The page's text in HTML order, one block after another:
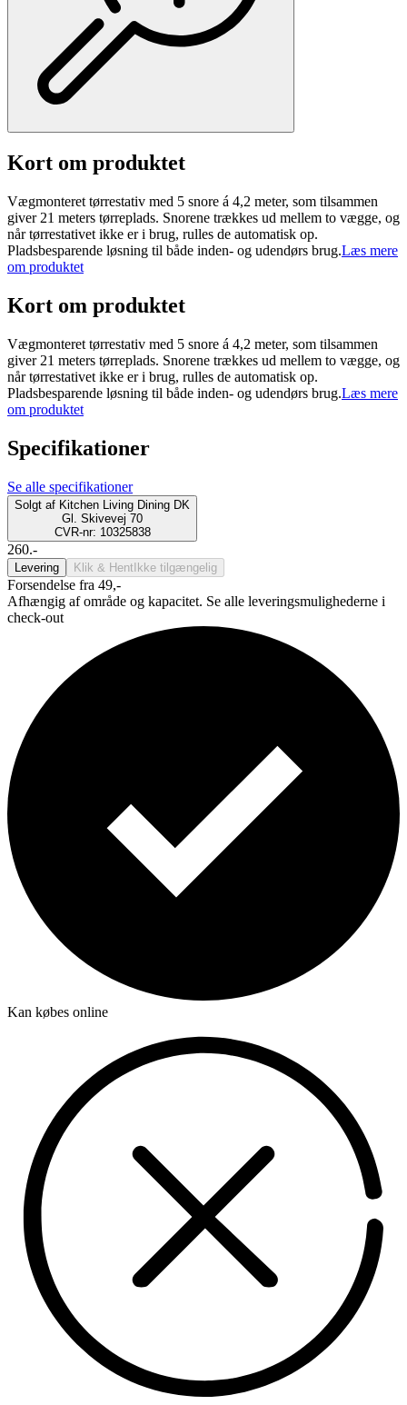
Kort om produktet
Vægmonteret tørrestativ med 5 snore á 4,2 meter, som tilsammen
giver 21 meters tørreplads. Snorene trækkes ud mellem to vægge, og
når tørrestativet ikke er i brug, rulles de automatisk op.
Pladsbesparende løsning til både inden- og udendørs brug.Læs mere
om produktet
Kort om produktet
Vægmonteret tørrestativ med 5 snore á 4,2 meter, som tilsammen
giver 21 meters tørreplads. Snorene trækkes ud mellem to vægge, og
når tørrestativet ikke er i brug, rulles de automatisk op.
Pladsbesparende løsning til både inden- og udendørs brug.Læs mere
om produktet
Specifikationer
Se alle specifikationer
Solgt af Kitchen Living Dining DK
Gl. Skivevej 70
CVR-nr: 10325838
260.-
Levering Klik & Hent Ikke tilgængelig
Forsendelse fra 49,-
Afhængig af område og kapacitet. Se alle leveringsmulighederne i
check-out
Kan købes online